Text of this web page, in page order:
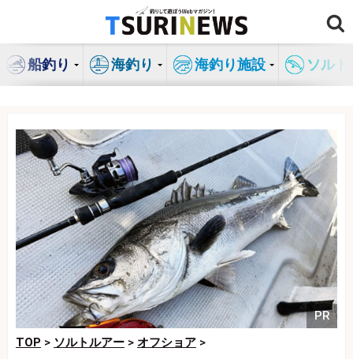
ン
船釣り 海釣り 海釣り施設 ソル
PR
TOP > ソルトルアー > オフショア >